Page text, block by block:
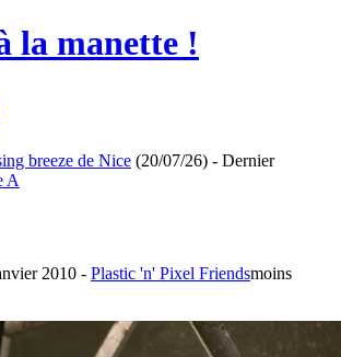
la manette !
breeze de Nice (20/07/26) - Dernier
A
2010 - Plastic 'n' Pixel Friendsmoins